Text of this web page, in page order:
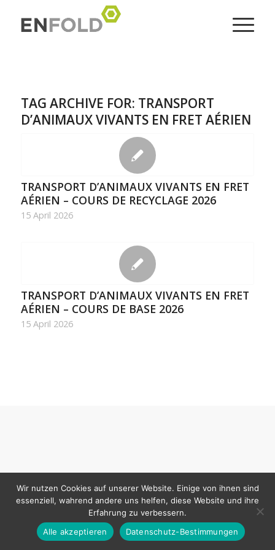
TAG ARCHIVE FOR: TRANSPORT
D’ANIMAUX VIVANTS EN FRET AÉRIEN
TRANSPORT D’ANIMAUX VIVANTS EN FRET
AÉRIEN – COURS DE RECYCLAGE 2026
15 April 2026
TRANSPORT D’ANIMAUX VIVANTS EN FRET
AÉRIEN – COURS DE BASE 2026
15 April 2026
Wir nutzen Cookies auf unserer Website. Einige von ihnen sind
essenziell, wahrend andere uns helfen, diese Website und ihre
Erfahrung zu verbessern.
Alle akzeptieren
Datenschutz-Bestimmungen